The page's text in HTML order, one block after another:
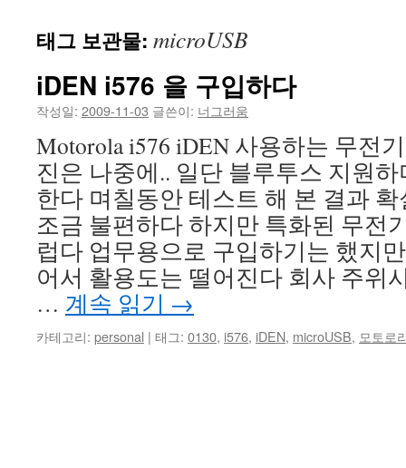
로
건
너
뛰
기
태그 보관물: microUSB
iDEN i576 을 구입하다
작성일: 2009-11-03 글쓴이: 너그러움
Motorola i576 iDEN 사용하는 무전
진은 나중에.. 일단 블루투스 지원하
한다 며칠동안 테스트 해 본 결과
조금 불편하다 하지만 특화된 무전
럽다 업무용으로 구입하기는 했지
어서 활용도는 떨어진다 회사 주위
… 계속 읽기 →
카테고리: personal | 태그: 0130, i576, iDEN, microUSB, 모토로